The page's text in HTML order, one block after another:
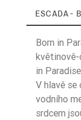
ESCADA -
Born in
květinově-
in
V hlavě se
vodního
srdcem